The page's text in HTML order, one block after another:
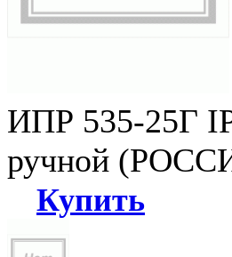
ИПР 535-25Г
ручной
Купить